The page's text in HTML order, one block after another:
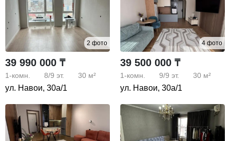
2 фото
39 990 000 ₸
1-комн. 8/9 эт. 30 м²
ул. Навои, 30а/1
4 фото
39 500 000 ₸
1-комн. 9/9 эт. 30 м²
ул. Навои, 30а/1